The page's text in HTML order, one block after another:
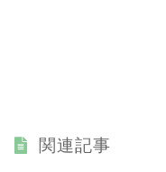
関連記事